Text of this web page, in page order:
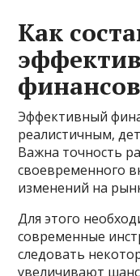
Как
Эффективный
реалистичным,
Важна точность
своевременного
изменений на
Для этого
современные
следовать
увеличивают